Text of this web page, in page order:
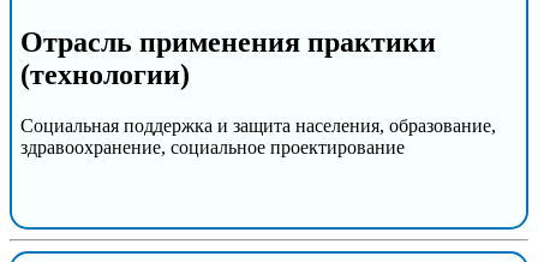
Отрасль применения практики
(технологии)
Социальная поддержка и защита населения, образование,
здравоохранение, социальное проектирование